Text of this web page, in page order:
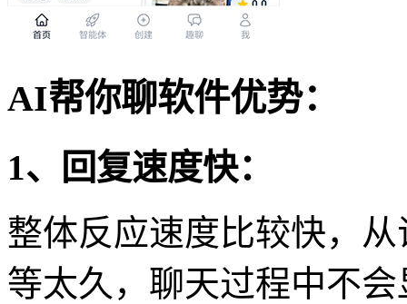
AI帮你聊软件优势：
1、回复速度快：
整体反应速度比较快，
等太久，聊天过程中不